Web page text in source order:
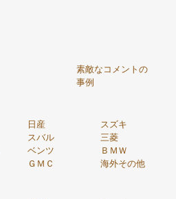
素敵なコメントの
事例
日産
スズキ
スバル
三菱
ベンツ
ＢＭＷ
ＧＭＣ 海外その他